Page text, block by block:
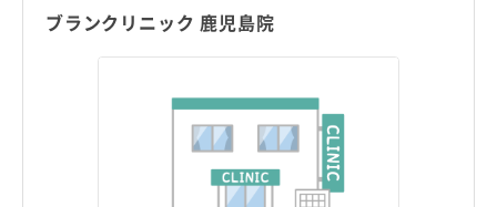
千葉県
曽於市
いちき串木野市
ブランクリニック 鹿児島院
千葉県
曽於市
いちき串木野市